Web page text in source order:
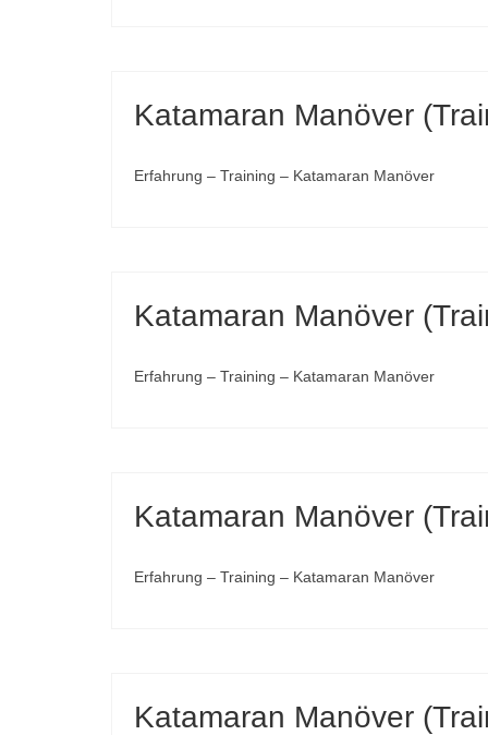
Katamaran Manöver
Erfahrung – Training – Katamaran Manöver
Katamaran Manöver
Erfahrung – Training – Katamaran Manöver
Katamaran Manöver
Erfahrung – Training – Katamaran Manöver
Katamaran Manöver